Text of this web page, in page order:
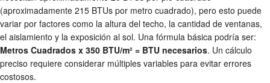
(aproximadamente 215 BTUs por metro cuadrado), pero esto puede
variar por factores como la altura del techo, la cantidad de ventanas,
el aislamiento y la exposición al sol. Una fórmula básica podría ser:
Metros Cuadrados x 350 BTU/m² = BTU necesarios. Un cálculo
preciso requiere considerar múltiples variables para evitar errores
costosos.